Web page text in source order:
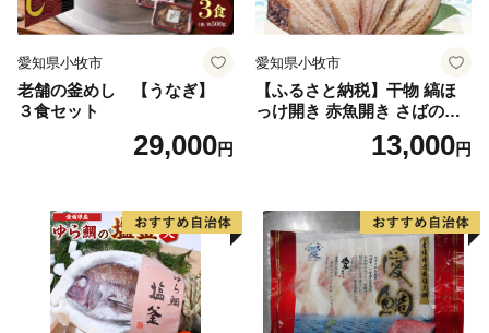
愛知県小牧市
老舗の釜めし 【うなぎ】
３食セット
29,000円
愛知県小牧市
【ふるさと納税】干物 縞ほ
っけ開き 赤魚開き さばの開
き 魚醤干し 3種 セット 詰め
合わせ 魚 おかず 肉厚 おいし
取り寄せグルメ 魚醤 ナンプ
ラー 愛知県 小牧市 冷凍 送料
無料
13,000円